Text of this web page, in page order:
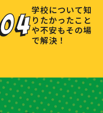
04学校について知
りたかったこと
や不安もその場
で解決！